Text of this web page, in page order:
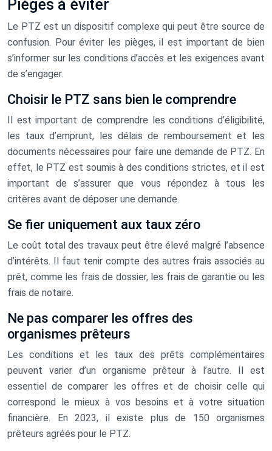
Pièges à éviter
Le PTZ est un dispositif complexe qui peut être source de
confusion. Pour éviter les pièges, il est important de bien
s’informer sur les conditions d’accès et les exigences avant
de s’engager.
Choisir le PTZ sans bien le comprendre
Il est important de comprendre les conditions d’éligibilité,
les taux d’emprunt, les délais de remboursement et les
documents nécessaires pour faire une demande de PTZ. En
effet, le PTZ est soumis à des conditions strictes, et il est
important de s’assurer que vous répondez à tous les
critères avant de déposer une demande.
Se fier uniquement aux taux zéro
Le coût total des travaux peut être élevé malgré l’absence
d’intérêts. Il faut tenir compte des autres frais associés au
prêt, comme les frais de dossier, les frais de garantie ou les
frais de notaire.
Ne pas comparer les offres des
organismes prêteurs
Les conditions et les taux des prêts complémentaires
peuvent varier d’un organisme prêteur à l’autre. Il est
essentiel de comparer les offres et de choisir celle qui
correspond le mieux à vos besoins et à votre situation
financière. En 2023, il existe plus de 150 organismes
prêteurs agréés pour le PTZ.